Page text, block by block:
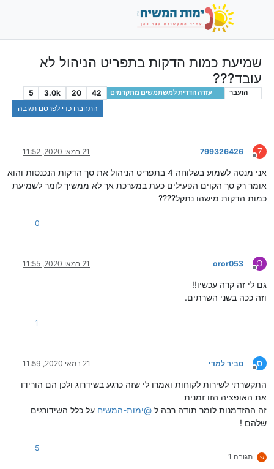
שמיעת כמות הדקות בתפריט הניהול לא
עובד???
הועבר עזרה הדדית למשתמשים מתקדמים 42
20
3.0k
5
התחברו כדי לפרסם תגובה
7
מנותק
799326426 21 במאי 2020, 11:52
אני מנסה לשמוע בשלוחה 4 בתפריט הניהול את סך הדקות הנכנסות והוא
אומר רק סך הקוים הפעילים כעת במערכת אך לא ממשיך לומר לשמיעת
כמות הדקות מישהו נתקל????
0
O
מנותק
oror053 21 במאי 2020, 11:55
גם לי זה קרה עכשיו!!
וזה ככה בשני השרתים.
1
ס
מנותק
סביר למדי 21 במאי 2020, 11:59
התקשרתי לשירות לקוחות ואמרו לי שזה כרגע בשידרוג ולכן הם הורידו
את האופציה הזו זמנית
זה ההזדמנות לומר תודה רבה ל @ימות-המשיח על כלל השידורגים
שלהם !
ש תגובה 1
5